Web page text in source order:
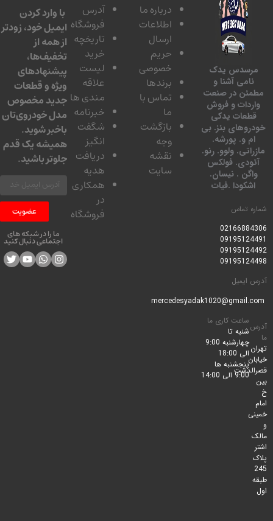
یدک
آشنا و
در صنعت
و فروش
یدکی
بنز. بی
و. پورشه.
ولوو. رنو.
فولکس
. نیسان.
.فیات
تماس
ساعت کاری ما
شنبه تا
چهارشنبه 9:00
الی 18:00
پنجشنبه ها
9:00 الی 14:00
درباره ما
اطلاعات
ارسال
حریم
خصوصی
برندها
تماس با
بازگشت
نقشه
سایت
آدرس
فروشگاه
تاریخچه
لیست
مندی ها
خبرنامه
شگفت
دریافت
همکاری
فروشگاه
با وارد کردن
ایمیل خود، زودتر
از همه از
تخفیف‌ها،
پیشنهادهای
ویژه و قطعات
جدید مخصوص
مدل خودروی‌تان
باخبر شوید.
همیشه یک قدم
جلوتر باشید.
عضویت
ما را در شبکه های
اجتماعی دنبال کنید